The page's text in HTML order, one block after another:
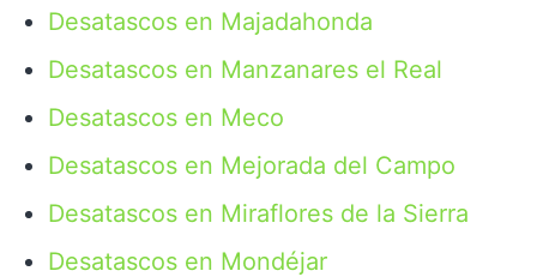
Desatascos en Majadahonda
Desatascos en Manzanares el Real
Desatascos en Meco
Desatascos en Mejorada del Campo
Desatascos en Miraflores de la Sierra
Desatascos en Mondéjar